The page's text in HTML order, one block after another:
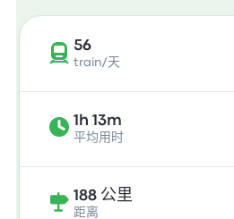
56
train/天
1h 13m
平均用时
188 公里
距离